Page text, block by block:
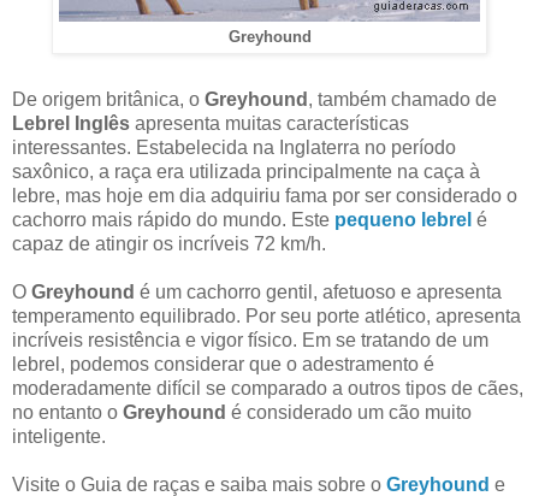
Greyhound
De origem britânica, o Greyhound , também chamado de
Lebrel Inglês apresenta muitas características
interessantes. Estabelecida na Inglaterra no período
saxônico, a raça era utilizada principalmente na caça à
lebre, mas hoje em dia adquiriu fama por ser considerado o
cachorro mais rápido do mundo. Este pequeno lebrel é
capaz de atingir os incríveis 72 km/h.
O Greyhound é um cachorro gentil, afetuoso e apresenta
temperamento equilibrado. Por seu porte atlético, apresenta
incríveis resistência e vigor físico. Em se tratando de um
lebrel, podemos considerar que o adestramento é
moderadamente difícil se comparado a outros tipos de cães,
no entanto o Greyhound é considerado um cão muito
inteligente.
Visite o Guia de raças e saiba mais sobre o Greyhound e